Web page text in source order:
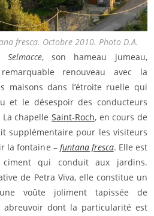
fresca. Octobre 2010. Photo D.A.
Selmacce, son hameau jumeau,
renouveau avec la
maisons dans l’étroite ruelle qui
et le désespoir des conducteurs
chapelle Saint-Roch, en cours de
supplémentaire pour les visiteurs
la fontaine – funtana fresca. Elle est
qui conduit aux jardins.
de Petra Viva, elle constitue un
voûte joliment tapissée de
abreuvoir dont la particularité est